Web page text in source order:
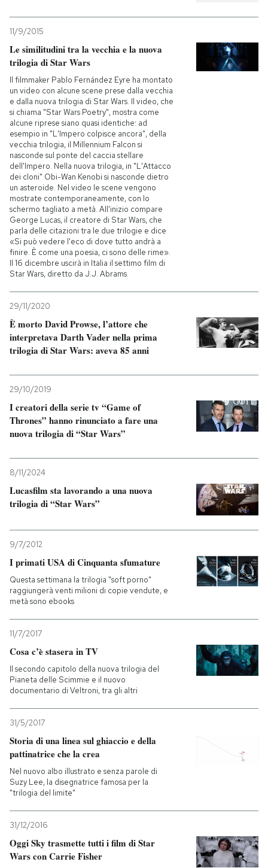
AREA PERSONALE
11/9/2015
Le similitudini tra la vecchia e la nuova
trilogia di Star Wars
Il filmmaker Pablo Fernández Eyre ha montato
un video con alcune scene prese dalla vecchia
e dalla nuova trilogia di Star Wars. Il video, che
si chiama "Star Wars Poetry", mostra come
alcune riprese siano quasi identiche: ad
esempio in "L'Impero colpisce ancora", della
vecchia trilogia, il Millennium Falcon si
nasconde sul ponte del caccia stellare
dell'Impero. Nella nuova trilogia, in "L'Attacco
dei cloni" Obi-Wan Kenobi si nasconde dietro
un asteroide. Nel video le scene vengono
mostrate contemporaneamente, con lo
schermo tagliato a metà. All'inizio compare
George Lucas, il creatore di Star Wars, che
parla delle citazioni tra le due trilogie e dice
«Si può vedere l'eco di dove tutto andrà a
finire. È come una poesia, ci sono delle rime».
Il 16 dicembre uscirà in Italia il settimo film di
Star Wars, diretto da J.J. Abrams.
29/11/2020
È morto David Prowse, l’attore che
interpretava Darth Vader nella prima
trilogia di Star Wars: aveva 85 anni
29/10/2019
I creatori della serie tv “Game of
Thrones” hanno rinunciato a fare una
nuova trilogia di “Star Wars”
8/11/2024
Lucasfilm sta lavorando a una nuova
trilogia di “Star Wars”
9/7/2012
I primati USA di Cinquanta sfumature
Questa settimana la trilogia "soft porno"
raggiungerà venti milioni di copie vendute, e
metà sono ebooks
11/7/2017
Cosa c’è stasera in TV
Il secondo capitolo della nuova trilogia del
Pianeta delle Scimmie e il nuovo
documentario di Veltroni, tra gli altri
31/5/2017
Storia di una linea sul ghiaccio e della
pattinatrice che la crea
Nel nuovo albo illustrato e senza parole di
Suzy Lee, la disegnatrice famosa per la
"trilogia del limite"
31/12/2016
Oggi Sky trasmette tutti i film di Star
Wars con Carrie Fisher